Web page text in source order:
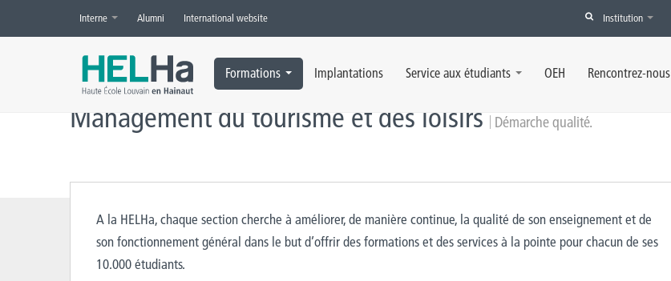
Interne Alumni International website Institution
Formations Implantations Service aux étudiants OEH Rencontrez-nous
Accueil » Management du tourisme et des loisirs
Management du tourisme et des loisirs Démarche qualité.
A la HELHa, chaque section cherche à améliorer, de manière continue, la qualité de son enseignement et de
son fonctionnement général dans le but d’offrir des formations et des services à la pointe pour chacun de ses
10.000 étudiants.